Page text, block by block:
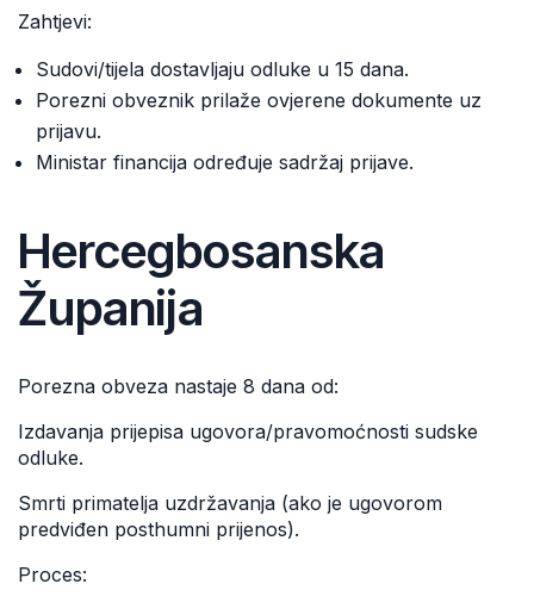
Zahtjevi:
Sudovi/tijela dostavljaju odluke u 15 dana.
Porezni obveznik prilaže ovjerene dokumente uz
prijavu.
Ministar financija određuje sadržaj prijave.
Hercegbosanska
Županija
Porezna obveza nastaje 8 dana od:
Izdavanja prijepisa ugovora/pravomoćnosti sudske
odluke.
Smrti primatelja uzdržavanja (ako je ugovorom
predviđen posthumni prijenos).
Proces: